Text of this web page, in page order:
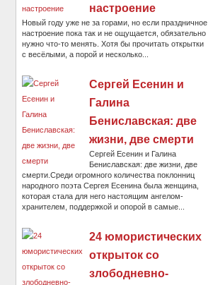
настроение
Новый году уже не за горами, но если праздничное
настроение пока так и не ощущается, обязательно
нужно что-то менять. Хотя бы прочитать открытки
с весёлыми, а порой и несколько...
Сергей Есенин и
Галина
Бениславская: две
жизни, две смерти
Сергей Есенин и Галина
Бениславская: две жизни, две
смерти.Среди огромного количества поклонниц
народного поэта Сергея Есенина была женщина,
которая стала для него настоящим ангелом-
хранителем, поддержкой и опорой в самые...
24 юмористических
открыток со
злободневно-